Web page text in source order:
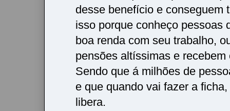
desse benefício e conseguem
isso porque conheço pessoas
boa renda com seu trabalho,
pensões altíssimas e
Sendo que á milhões de
e que quando vai fazer a
libera.